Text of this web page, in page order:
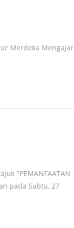
Merdeka Mengajar
"PEMANFAATAN
pada Sabtu, 27